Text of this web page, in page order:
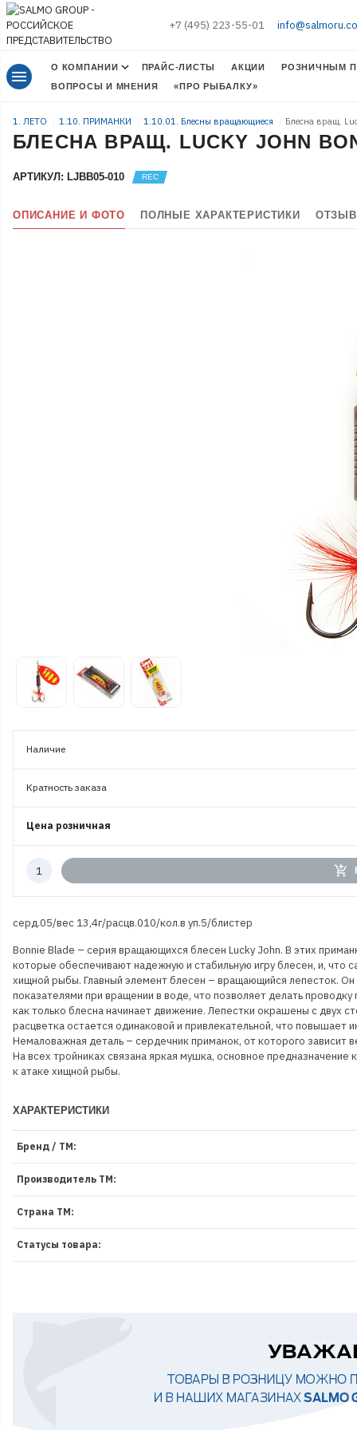
+7 (495) 223-55-01
menu О КОМПАНИИ ПРАЙС-ЛИСТЫ АКЦИИ
РОЗНИЧНЫМ
ВОПРОСЫ И МНЕНИЯ
«ПРО РЫБАЛКУ»
1. ЛЕТО 1.10. ПРИМАНКИ 1.10.01. Блесны вращающиеся Блесна вращ.
БЛЕСНА ВРАЩ. LUCKY JOHN
АРТИКУЛ: LJBB05-010
ОПИСАНИЕ И ФОТО ПОЛНЫЕ ХАРАКТЕРИСТИКИ
Наличие
Кратность заказа
Цена розничная
Количество
add_shopping_cart
серд.05/вес 13,4г/расцв.010/кол.в уп.5/блистер
Bonnie Blade – серия вращающихся блесен Lucky John. В этих
которые обеспечивают надежную и стабильную игру блесен, и, что
хищной рыбы. Главный элемент блесен – вращающийся лепесток.
показателями при вращении в воде, что позволяет делать
как только блесна начинает движение. Лепестки окрашены с двух
расцветка остается одинаковой и привлекательной, что повышает
Немаловажная деталь – сердечник приманок, от которого зависит
На всех тройниках связана яркая мушка, основное
к атаке хищной рыбы.
ХАРАКТЕРИСТИКИ
Бренд / ТМ:
Производитель ТМ:
Страна ТМ:
Статусы товара: